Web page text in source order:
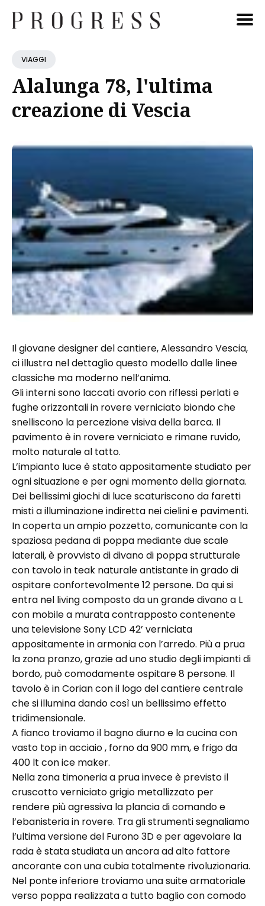
Cerca
VIAGGI
Alalunga 78, l'ultima
creazione di Vescia
Il giovane designer del cantiere, Alessandro Vescia,
ci illustra nel dettaglio questo modello dalle linee
classiche ma moderno nell’anima.
Gli interni sono laccati avorio con riflessi perlati e
fughe orizzontali in rovere verniciato biondo che
snelliscono la percezione visiva della barca. Il
pavimento è in rovere verniciato e rimane ruvido,
molto naturale al tatto.
L’impianto luce è stato appositamente studiato per
ogni situazione e per ogni momento della giornata.
Dei bellissimi giochi di luce scaturiscono da faretti
misti a illuminazione indiretta nei cielini e pavimenti.
In coperta un ampio pozzetto, comunicante con la
spaziosa pedana di poppa mediante due scale
laterali, è provvisto di divano di poppa strutturale
con tavolo in teak naturale antistante in grado di
ospitare confortevolmente 12 persone. Da qui si
entra nel living composto da un grande divano a L
con mobile a murata contrapposto contenente
una televisione Sony LCD 42’ verniciata
appositamente in armonia con l’arredo. Più a prua
la zona pranzo, grazie ad uno studio degli impianti di
bordo, può comodamente ospitare 8 persone. Il
tavolo è in Corian con il logo del cantiere centrale
che si illumina dando così un bellissimo effetto
tridimensionale.
A fianco troviamo il bagno diurno e la cucina con
vasto top in acciaio , forno da 900 mm, e frigo da
400 lt con ice maker.
Nella zona timoneria a prua invece è previsto il
cruscotto verniciato grigio metallizzato per
rendere più agressiva la plancia di comando e
l’ebanisteria in rovere. Tra gli strumenti segnaliamo
l’ultima versione del Furono 3D e per agevolare la
rada è stata studiata un ancora ad alto fattore
ancorante con una cubia totalmente rivoluzionaria.
Nel ponte inferiore troviamo una suite armatoriale
verso poppa realizzata a tutto baglio con comodo